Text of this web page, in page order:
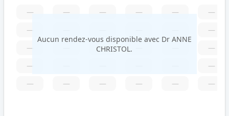
—
—
—
—
—
—
—
—
—
—
—
—
—
—
—
—
—
—
—
Aucun rendez-vous disponible avec Dr ANNE
CHRISTOL.